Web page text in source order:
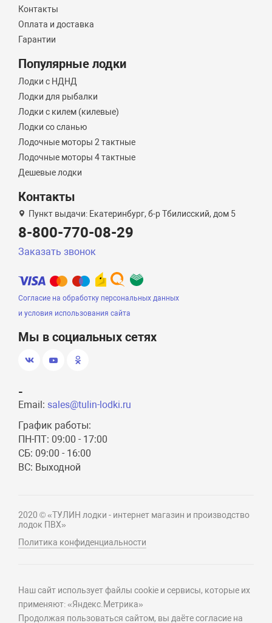
Контакты
Оплата и доставка
Гарантии
Популярные лодки
Лодки с НДНД
Лодки для рыбалки
Лодки с килем (килевые)
Лодки со сланью
Лодочные моторы 2 тактные
Лодочные моторы 4 тактные
Дешевые лодки
Контакты
Пункт выдачи: Екатеринбург, б-р Тбилисский, дом 5
8-800-770-08-29
Заказать звонок
Согласие на обработку персональных данных
и условия использования сайта
Мы в социальных сетях
-
Email: sales@tulin-lodki.ru
График работы:
ПН-ПТ: 09:00 - 17:00
СБ: 09:00 - 16:00
ВС: Выходной
2020 © «ТУЛИН лодки - интернет магазин и производство
лодок ПВХ»
Политика конфиденциальности
Наш сайт использует файлы cookie и сервисы, которые их
применяют: «Яндекс.Метрика»
Продолжая пользоваться сайтом, вы даёте согласие на